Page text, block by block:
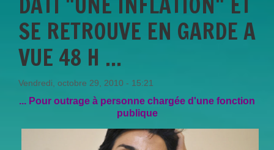
SE RETROUVE EN GARDE A
VUE 48 H ...
Vendredi, octobre 29, 2010 - 15:21
... Pour outrage à personne chargée d'une fonction
publique